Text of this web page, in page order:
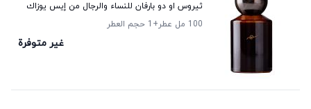
ثيروس او دو بارفان للنساء والرجال من إيس يوزاك
100 مل عطر
+1 حجم العطر
غير متوفرة